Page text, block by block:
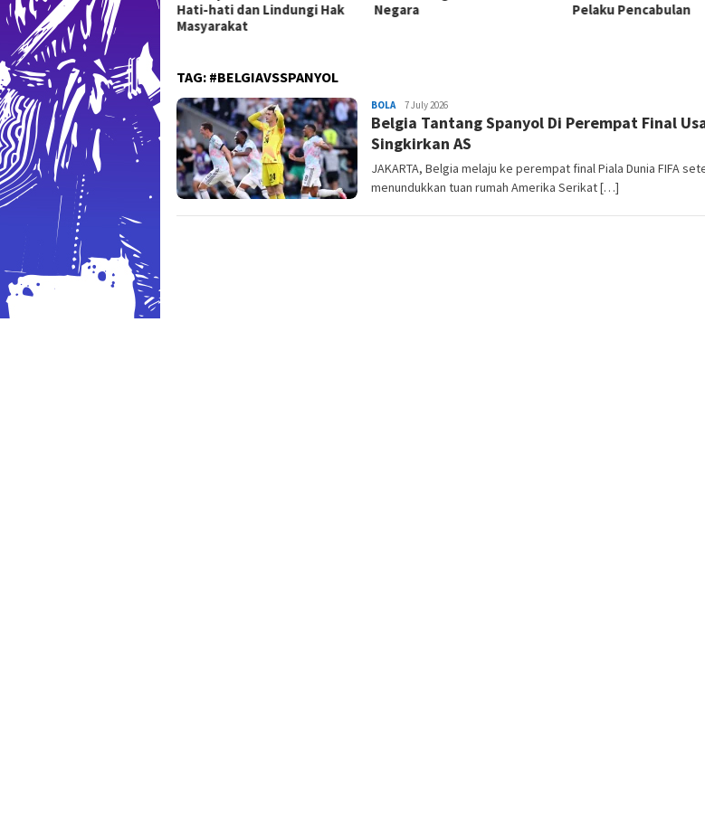
Hak Dasar Warga
Hati-hati dan Lindungi Hak
Masyarakat
Negara
Pelaku Pencabulan
TAG: #BELGIAVSSPANYOL
BOLAMarhon
7 July 2026
Belgia Tantang Spanyol Di Perempat Final
Singkirkan AS
JAKARTA, Belgia melaju ke perempat final Piala Dunia FIFA
menundukkan tuan rumah Amerika Serikat […]